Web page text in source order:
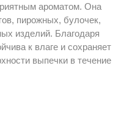
ароматом. Она
пирожных, булочек,
изделий. Благодаря
к влаге и сохраняет
выпечки в течение